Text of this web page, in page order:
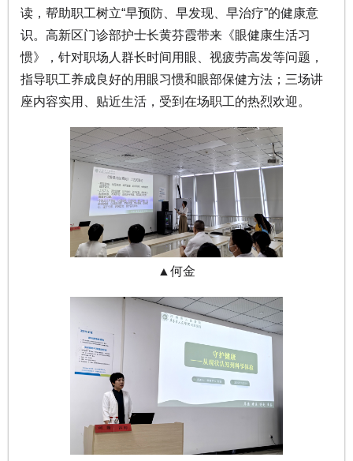
读，帮助职工树立“早预防、早发现、早治疗”的健康意
识。高新区门诊部护士长黄芬霞带来《眼健康生活习
惯》，针对职场人群长时间用眼、视疲劳高发等问题，
指导职工养成良好的用眼习惯和眼部保健方法；三场讲
座内容实用、贴近生活，受到在场职工的热烈欢迎。
▲何金